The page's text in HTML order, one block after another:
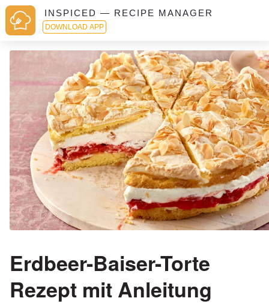
INSPICED — RECIPE MANAGER
DOWNLOAD APP
Erdbeer-Baiser-Torte
Rezept mit Anleitung